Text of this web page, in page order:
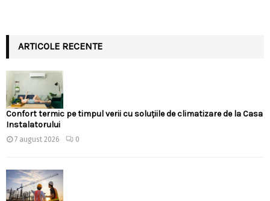
ARTICOLE RECENTE
Confort termic pe timpul verii cu soluțiile de climatizare de la Casa
Instalatorului
7 august 2026 0